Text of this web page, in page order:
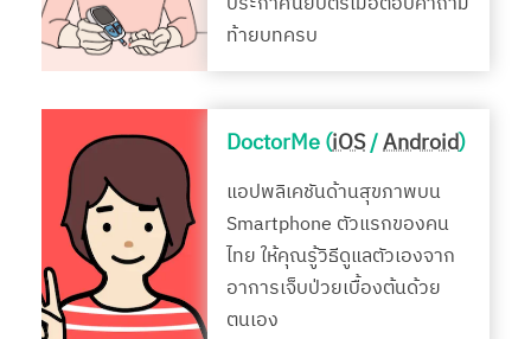
ท้ายบทครบ
DoctorMe (iOS/Android)
แอปพลิเคชันด้านสุขภาพบน
Smartphone ตัวแรกของคน
ไทย ให้คุณรู้วิธีดูแลตัวเองจาก
อาการเจ็บป่วยเบื้องต้นด้วย
ตนเอง